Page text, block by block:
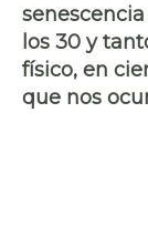
los 30 y
físico, en
que nos